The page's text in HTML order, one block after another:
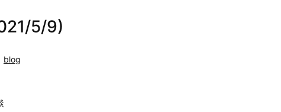
5/9)
blog